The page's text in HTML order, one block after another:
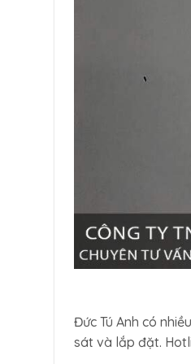
Đức Tú Anh có
sát và lắp đặt.